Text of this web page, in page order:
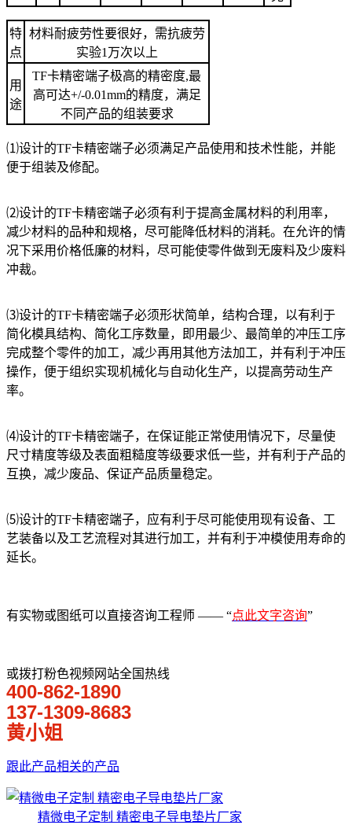
特
点
材料耐疲劳性要很好，需抗疲劳
实验1万次以上
用
途
TF卡精密端子极高的精密度,最
高可达+/-0.01mm的精度，满足
不同产品的组装要求
⑴设计的TF卡精密端子必须满足产品使用和技术性能，并能
便于组装及修配。
⑵设计的TF卡精密端子必须有利于提高金属材料的利用率，
减少材料的品种和规格，尽可能降低材料的消耗。在允许的情
况下采用价格低廉的材料，尽可能使零件做到无废料及少废料
冲裁。
⑶设计的TF卡精密端子必须形状简单，结构合理，以有利于
简化模具结构、简化工序数量，即用最少、最简单的冲压工序
完成整个零件的加工，减少再用其他方法加工，并有利于冲压
操作，便于组织实现机械化与自动化生产，以提高劳动生产
率。
⑷设计的TF卡精密端子，在保证能正常使用情况下，尽量使
尺寸精度等级及表面粗糙度等级要求低一些，并有利于产品的
互换，减少废品、保证产品质量稳定。
⑸设计的TF卡精密端子，应有利于尽可能使用现有设备、工
艺装备以及工艺流程对其进行加工，并有利于冲模使用寿命的
延长。
有实物或图纸可以直接咨询工程师 —— “点此文字咨询”
或拨打粉色视频网站全国热线
400-862-1890
137-1309-8683
黄小姐
跟此产品相关的产品
精微电子定制 精密电子导电垫片厂家